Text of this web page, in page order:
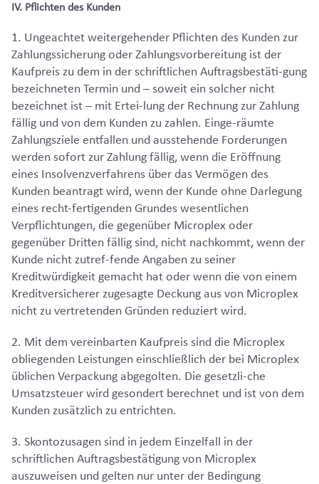
IV. Pflichten des Kunden
1. Ungeachtet weitergehender Pflichten des Kunden zur
Zahlungssicherung oder Zahlungsvorbereitung ist der
Kaufpreis zu dem in der schriftlichen Auftragsbestäti-gung
bezeichneten Termin und – soweit ein solcher nicht
bezeichnet ist – mit Ertei-lung der Rechnung zur Zahlung
fällig und von dem Kunden zu zahlen. Einge-räumte
Zahlungsziele entfallen und ausstehende Forderungen
werden sofort zur Zahlung fällig, wenn die Eröffnung
eines Insolvenzverfahrens über das Vermögen des
Kunden beantragt wird, wenn der Kunde ohne Darlegung
eines recht-fertigenden Grundes wesentlichen
Verpflichtungen, die gegenüber Microplex oder
gegenüber Dritten fällig sind, nicht nachkommt, wenn der
Kunde nicht zutref-fende Angaben zu seiner
Kreditwürdigkeit gemacht hat oder wenn die von einem
Kreditversicherer zugesagte Deckung aus von Microplex
nicht zu vertretenden Gründen reduziert wird.
2. Mit dem vereinbarten Kaufpreis sind die Microplex
obliegenden Leistungen einschließlich der bei Microplex
üblichen Verpackung abgegolten. Die gesetzli-che
Umsatzsteuer wird gesondert berechnet und ist von dem
Kunden zusätzlich zu entrichten.
3. Skontozusagen sind in jedem Einzelfall in der
schriftlichen Auftragsbestätigung von Microplex
auszuweisen und gelten nur unter der Bedingung